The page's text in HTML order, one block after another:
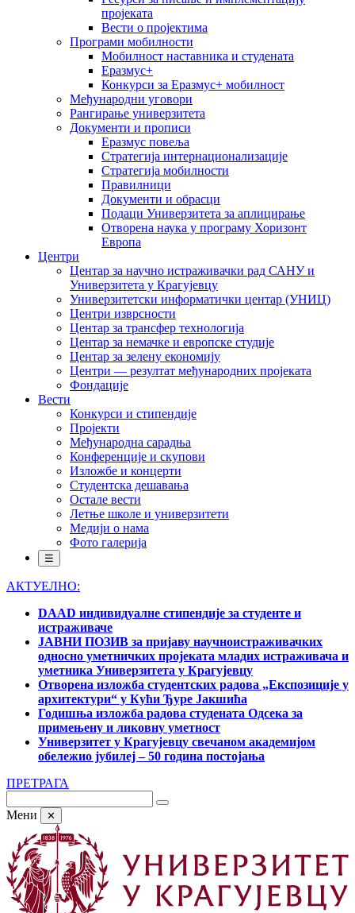
пројеката
Вести о пројектима
Програми мобилности
Мобилност наставника и студената
Еразмус+
Конкурси за Еразмус+ мобилност
Међународни уговори
Рангирање универзитета
Документи и прописи
Еразмус повеља
Стратегија интернационализације
Стратегија мобилности
Правилници
Документи и обрасци
Подаци Универзитета за аплицирање
Отворена наука у програму Хоризонт
Европа
Центри
Центар за научно истраживачки рад САНУ и
Универзитета у Крагујевцу
Универзитетски информатички центар (УНИЦ)
Центри изврсности
Центар за трансфер технологија
Центар за немачке и европске студије
Центар за зелену економију
Центри — резултат међународних пројеката
Фондације
Вести
Конкурси и стипендије
Пројекти
Међународна сарадња
Конференције и скупови
Изложбе и концерти
Студентска дешавања
Остале вести
Летње школе и универзитети
Медији о нама
Фото галерија
☰
АКТУЕЛНО:
DAAD индивидуалне стипендије за студенте и
истраживаче
ЈАВНИ ПОЗИВ за пријаву научноистраживачких
односно уметничких пројеката младих истраживача и
уметника Универзитета у Крагујевцу
Отворена изложба студентских радова „Експозиције у
архитектури“ у Кући Ђуре Јакшића
Годишња изложба радова студената Одсека за
примењену и ликовну уметност
Универзитет у Крагујевцу свечаном академијом
обележио јубилеј – 50 година постојања
ПРЕТРАГА
Мени ✕